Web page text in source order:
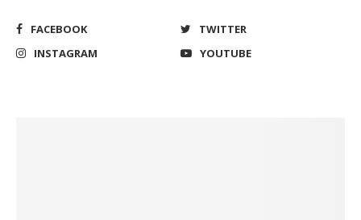
FACEBOOK
TWITTER
INSTAGRAM
YOUTUBE